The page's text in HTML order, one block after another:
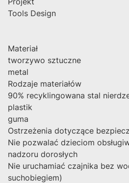
Tools Design
Materiał
tworzywo sztuczne
metal
Rodzaje materiałów
90% recyklingowana stal
plastik
guma
Ostrzeżenia dotyczące
Nie pozwalać dzieciom
nadzoru dorosłych
Nie uruchamiać czajnika bez
suchobiegiem)